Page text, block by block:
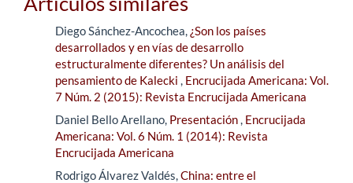
Diego Sánchez-Ancochea, ¿Son los países
desarrollados y en vías de desarrollo
estructuralmente diferentes? Un análisis del
pensamiento de Kalecki , Encrucijada Americana: Vol.
7 Núm. 2 (2015): Revista Encrucijada Americana
Daniel Bello Arellano, Presentación, Encrucijada
Americana: Vol. 6 Núm. 1 (2014): Revista
Encrucijada Americana
Rodrigo Álvarez Valdés,China: entre el